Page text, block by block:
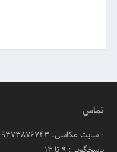
تماس
- سایت عکاسی: 09373876743